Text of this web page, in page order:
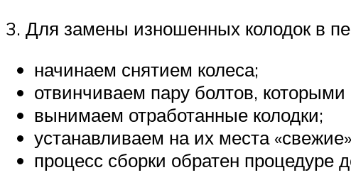
3. Для замены изношенных колодок в
начинаем снятием колеса;
отвинчиваем пару болтов,
вынимаем отработанные колодки;
устанавливаем на их места
процесс сборки обратен